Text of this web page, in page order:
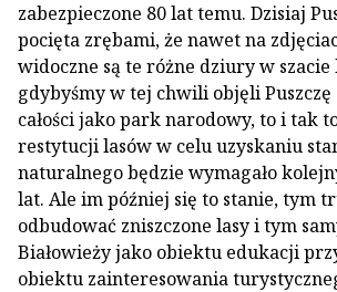
zabezpieczone 80 lat temu. Dzisiaj
pocięta zrębami, że nawet na
widoczne są te różne dziury w
gdybyśmy w tej chwili objęli
całości jako park narodowy, to i tak
restytucji lasów w celu uzyskaniu
naturalnego będzie wymagało
lat. Ale im później się to stanie, tym
odbudować zniszczone lasy i tym
Białowieży jako obiektu edukacji
obiektu zainteresowania